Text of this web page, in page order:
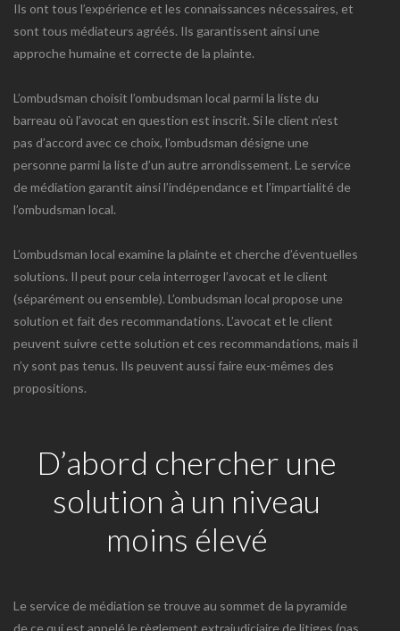
Ils ont tous l’expérience et les connaissances nécessaires, et
sont tous médiateurs agréés. Ils garantissent ainsi une
approche humaine et correcte de la plainte.
L’ombudsman choisit l’ombudsman local parmi la liste du
barreau où l’avocat en question est inscrit. Si le client n’est
pas d’accord avec ce choix, l’ombudsman désigne une
personne parmi la liste d’un autre arrondissement. Le service
de médiation garantit ainsi l’indépendance et l’impartialité de
l’ombudsman local.
L’ombudsman local examine la plainte et cherche d’éventuelles
solutions. Il peut pour cela interroger l’avocat et le client
(séparément ou ensemble). L’ombudsman local propose une
solution et fait des recommandations. L’avocat et le client
peuvent suivre cette solution et ces recommandations, mais il
n’y sont pas tenus. Ils peuvent aussi faire eux-mêmes des
propositions.
D’abord chercher une
solution à un niveau
moins élevé
Le service de médiation se trouve au sommet de la pyramide